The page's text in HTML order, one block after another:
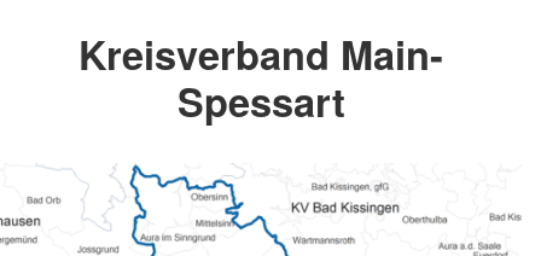
Kreisverband Main-
Spessart